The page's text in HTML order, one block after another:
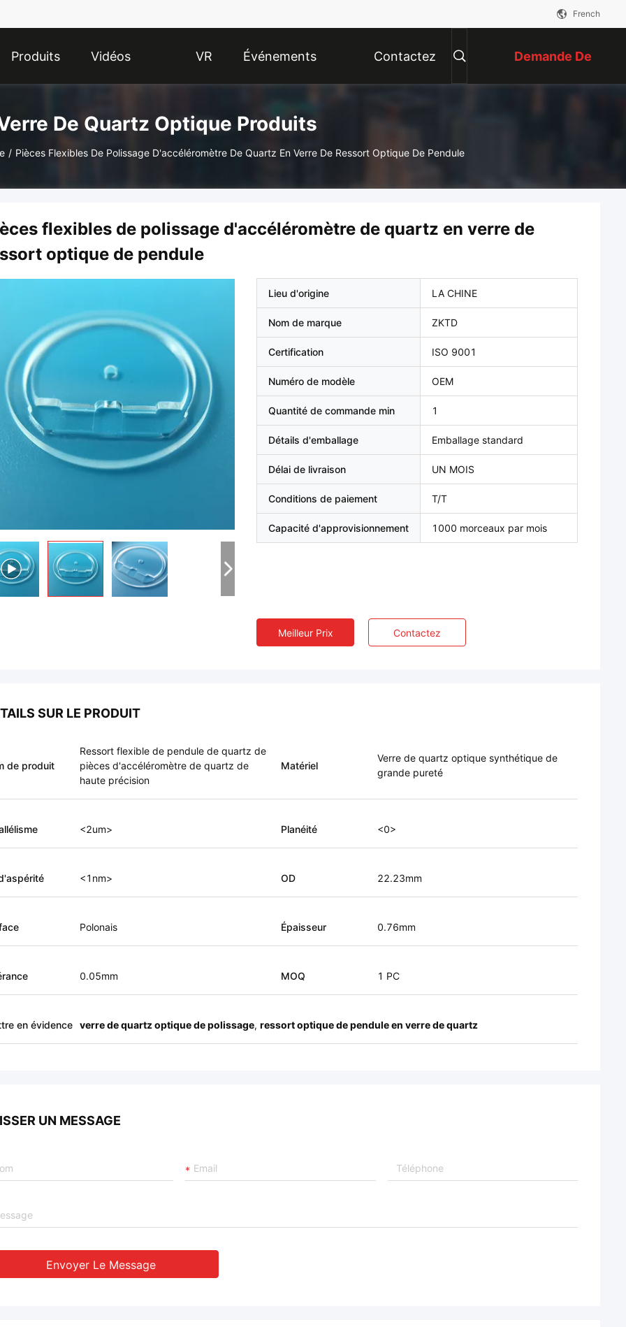
French
Produits Vidéos VR
Show
Événements Contactez Demande De
De Quartz Optique Produits
/ Pièces Flexibles De Polissage D'accéléromètre De Quartz En Verre De Ressort Optique De Pendule
flexibles de polissage d'accéléromètre de quartz en verre de
optique de pendule
Lieu d'origine LA CHINE
Nom de marque ZKTD
Certification ISO 9001
Numéro de modèle OEM
Quantité de commande min 1
Détails d'emballage Emballage standard
Délai de livraison UN MOIS
Conditions de paiement T/T
Capacité d'approvisionnement 1000 morceaux par mois
Meilleur Prix Contactez
SUR LE PRODUIT
de produit
Ressort flexible de pendule de quartz de
pièces d'accéléromètre de quartz de
haute précision
Matériel
Verre de quartz optique synthétique de
grande pureté
<2um> Planéité <0>
<1nm> OD 22.23mm
Polonais Épaisseur 0.76mm
0.05mm MOQ 1 PC
en évidence verre de quartz optique de polissage, ressort optique de pendule en verre de quartz
UN MESSAGE
Envoyer Le Message